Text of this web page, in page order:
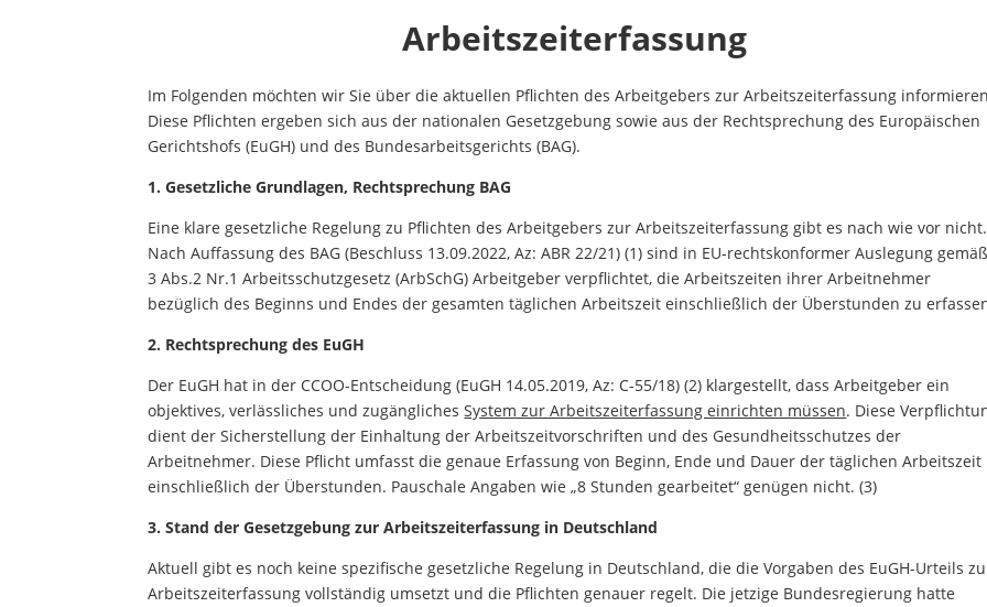
Arbeitszeiterfassung
Im Folgenden möchten wir Sie über die aktuellen Pflichten des Arbeitgebers zur Arbeitszeiterfassung
Diese Pflichten ergeben sich aus der nationalen Gesetzgebung sowie aus der Rechtsprechung des Europäischen
Gerichtshofs (EuGH) und des Bundesarbeitsgerichts (BAG).
1. Gesetzliche Grundlagen, Rechtsprechung BAG
Eine klare gesetzliche Regelung zu Pflichten des Arbeitgebers zur Arbeitszeiterfassung gibt es nach wie vor nicht.
Nach Auffassung des BAG (Beschluss 13.09.2022, Az: ABR 22/21) (1) sind in EU-rechtskonformer Auslegung
3 Abs.2 Nr.1 Arbeitsschutzgesetz (ArbSchG) Arbeitgeber verpflichtet, die Arbeitszeiten ihrer Arbeitnehmer
bezüglich des Beginns und Endes der gesamten täglichen Arbeitszeit einschließlich der Überstunden zu
2. Rechtsprechung des EuGH
Der EuGH hat in der CCOO-Entscheidung (EuGH 14.05.2019, Az: C-55/18) (2) klargestellt, dass Arbeitgeber ein
objektives, verlässliches und zugänglichesSystem zur Arbeitszeiterfassung einrichten müssen. Diese
dient der Sicherstellung der Einhaltung der Arbeitszeitvorschriften und des Gesundheitsschutzes der
Arbeitnehmer. Diese Pflicht umfasst die genaue Erfassung von Beginn, Ende und Dauer der täglichen Arbeitszeit
einschließlich der Überstunden. Pauschale Angaben wie „8 Stunden gearbeitet“ genügen nicht. (3)
3. Stand der Gesetzgebung zur Arbeitszeiterfassung in Deutschland
Aktuell gibt es noch keine spezifische gesetzliche Regelung in Deutschland, die die Vorgaben des EuGH-Urteils
Arbeitszeiterfassung vollständig umsetzt und die Pflichten genauer regelt. Die jetzige Bundesregierung hatte